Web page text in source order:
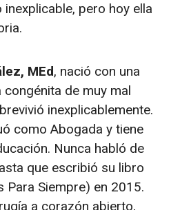
pero hoy ella
MEd, nació con una
de muy mal
inexplicablemente.
como Abogada y tiene
Nunca habló de
que escribió su libro
Para Siempre) en 2015.
a corazón abierto,